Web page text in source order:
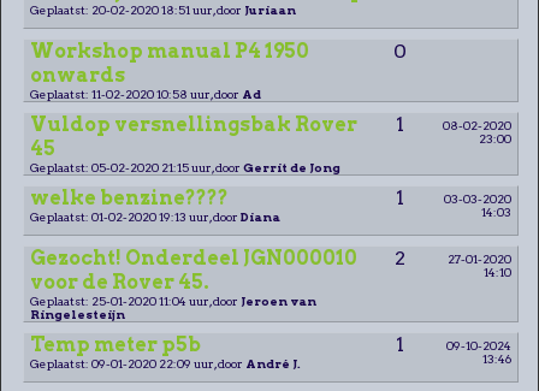
Geplaatst: 20-02-2020 18:51 uur, door Juriaan
Workshop manual P4 1950
onwards
0
Geplaatst: 11-02-2020 10:58 uur, door Ad
Vuldop versnellingsbak Rover
45
1
08-02-2020
23:00
Geplaatst: 05-02-2020 21:15 uur, door Gerrit de Jong
welke benzine???? 1
03-03-2020
14:03
Geplaatst: 01-02-2020 19:13 uur, door Diana
Gezocht! Onderdeel JGN000010
voor de Rover 45.
2
27-01-2020
14:10
Geplaatst: 25-01-2020 11:04 uur, door Jeroen van
Ringelesteijn
Temp meter p5b 1
09-10-2024
13:46
Geplaatst: 09-01-2020 22:09 uur, door André J.